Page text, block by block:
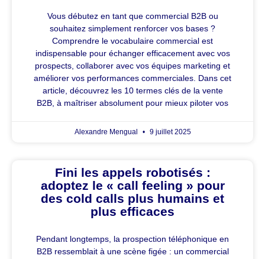
Vous débutez en tant que commercial B2B ou
souhaitez simplement renforcer vos bases ?
Comprendre le vocabulaire commercial est
indispensable pour échanger efficacement avec vos
prospects, collaborer avec vos équipes marketing et
améliorer vos performances commerciales. Dans cet
article, découvrez les 10 termes clés de la vente
B2B, à maîtriser absolument pour mieux piloter vos
Alexandre Mengual 9 juillet 2025
Fini les appels robotisés :
adoptez le « call feeling » pour
des cold calls plus humains et
plus efficaces
Pendant longtemps, la prospection téléphonique en
B2B ressemblait à une scène figée : un commercial